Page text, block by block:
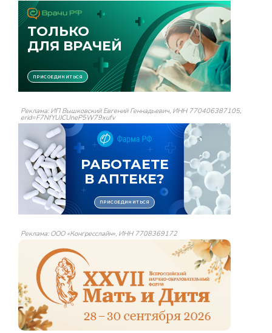
Реклама: ИП Вышковский Евгений Геннадьевич, ИНН 770406387105,
erid=F7NfYUJCUneP5W79xufv
Реклама: ООО «Конгресслайн», ИНН 7708369172